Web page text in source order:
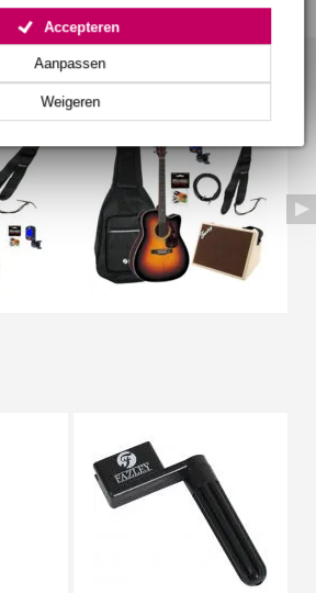
Weigeren
Aanpassen
Accepteren